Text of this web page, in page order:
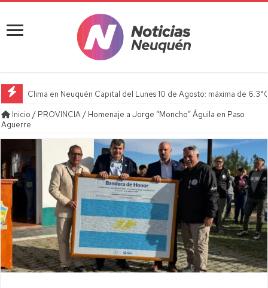
Clima en Neuquén Capital del Lunes 10 de Agosto: máxima de
Inicio / PROVINCIA/ Homenaje a Jorge “Moncho” Águila en Paso
Aguerre.